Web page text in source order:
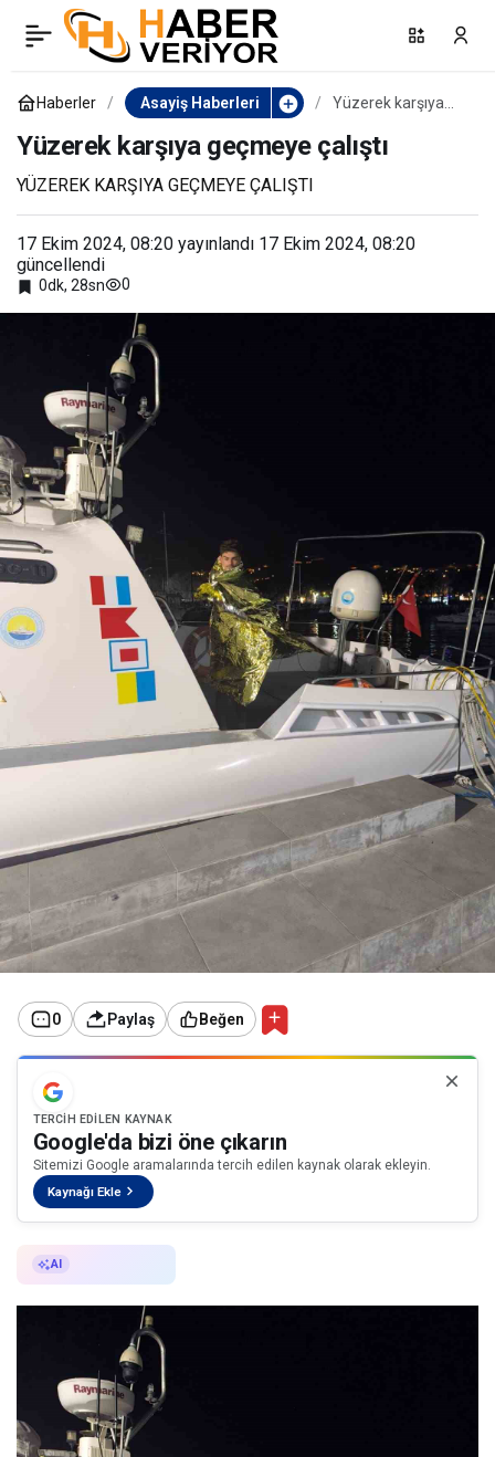
Haberler Asayiş Haberleri
Yüzerek karşıya
Yüzerek karşıya geçmeye çalıştı
YÜZEREK KARŞIYA GEÇMEYE ÇALIŞTI
17 Ekim 2024, 08:20 yayınlandı 17 Ekim 2024, 08:20
güncellendi
0dk, 28sn 0
0 Paylaş Beğen
TERCIH EDILEN KAYNAK
Google'da bizi öne çıkarın
Sitemizi Google aramalarında tercih edilen kaynak olarak ekleyin.
Kaynağı Ekle
AI
İzmir’de kadın doktora
hasta yakınlarından şiddet
Paylaş